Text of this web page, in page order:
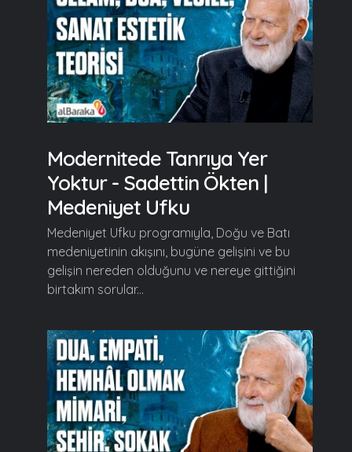
Modernitede Tanrıya Yer
Yoktur - Sadettin Ökten |
Medeniyet Ufku
Medeniyet Ufku programıyla, Doğu ve Batı
medeniyetinin akışını, bugüne gelişini ve bu
gelişin nereden olduğunu ve nereye gittiğini
birtakım sorular...